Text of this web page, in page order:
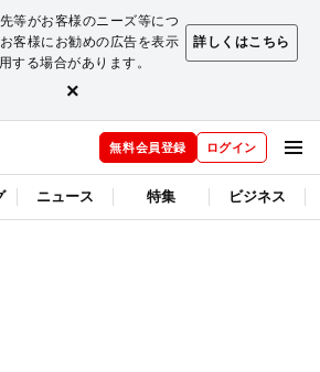
等がお客様のニーズ等につ
客様にお勧めの広告を表示
する場合があります。
詳しくはこちら
×
無料会員登録 ログイン
ニュース 特集 ビジネス